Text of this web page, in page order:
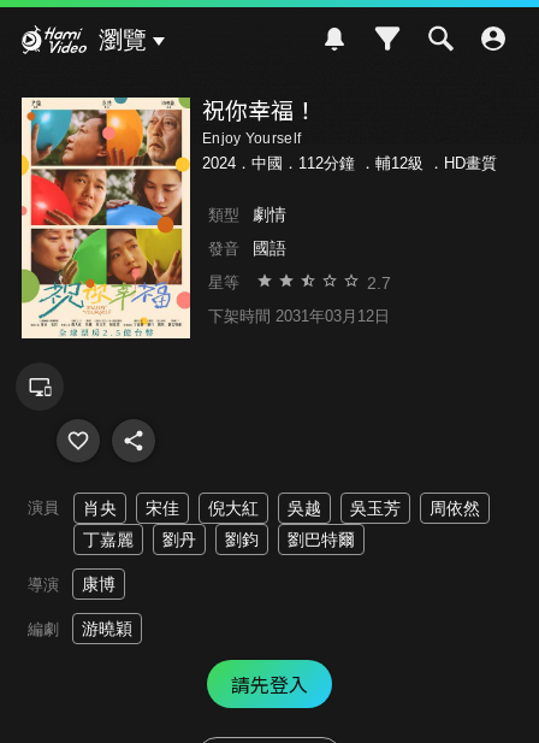
瀏覽
祝你幸福！
Enjoy Yourself
2024．中國．112分鐘 ． 輔12級 ．HD畫質
類型 劇情
發音 國語
星等 2.7
下架時間 2031年03月12日
演員 肖央 宋佳 倪大紅 吳越 吳玉芳
周依然
丁嘉麗
劉丹 劉鈞 劉巴特爾
導演 康博
編劇 游曉穎
請先登入